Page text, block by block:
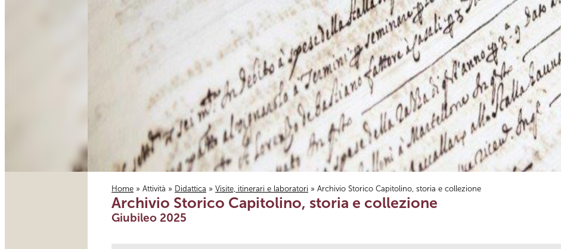
Tu sei qui
Home » Attività » Didattica » Visite, itinerari e laboratori » Archivio Storico Capitolino, storia e collezione
Archivio Storico Capitolino, storia e collezione
Giubileo 2025